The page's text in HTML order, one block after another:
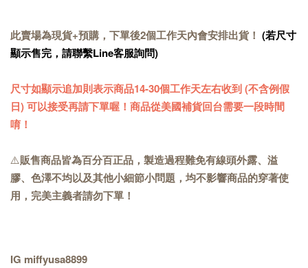
此賣場為現貨+預購，下單後2個工作天內會安排出貨！ (若尺寸
顯示售完，請聯繫Line客服詢問)
尺寸如顯示追加則表示商品14-30個工作天左右收到 (不含例假
日) 可以接受再請下單喔！商品從美國補貨回台需要一段時間
唷！
⚠️販售商品皆為百分百正品，製造過程難免有線頭外露、溢
膠、色澤不均以及其他小細節小問題，均不影響商品的穿著使
用，完美主義者請勿下單！
IG miffyusa8899